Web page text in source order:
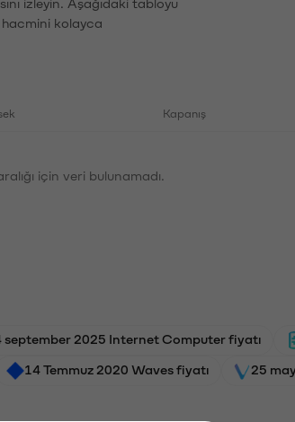
hacmini kolayca
Kapanış
için veri bulunamadı.
september 2025 Internet Computer fiyatı
14 Temmuz 2020 Waves fiyatı 25